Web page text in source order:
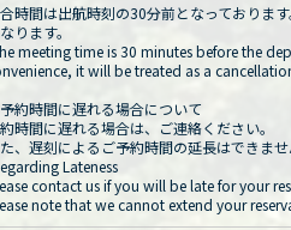
時間は出航時刻の30分前となっておりま
ります。
meeting time is 30 minutes before the
it will be treated as a
約時間に遅れる場合について
時間に遅れる場合は、ご連絡ください。
、遅刻によるご予約時間の延長はできま
Lateness
contact us if you will be late for your
note that we cannot extend your